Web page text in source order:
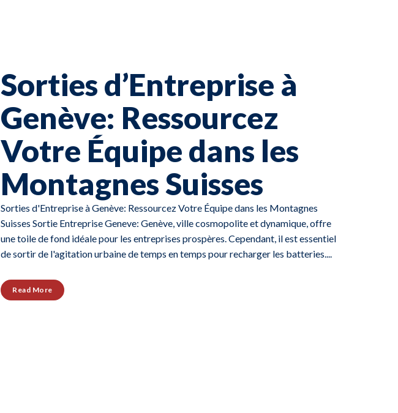
Sorties d’Entreprise à
Genève: Ressourcez
Votre Équipe dans les
Montagnes Suisses
Sorties d'Entreprise à Genève: Ressourcez Votre Équipe dans les Montagnes
Suisses Sortie Entreprise Geneve: Genève, ville cosmopolite et dynamique, offre
une toile de fond idéale pour les entreprises prospères. Cependant, il est essentiel
de sortir de l'agitation urbaine de temps en temps pour recharger les batteries....
Read More